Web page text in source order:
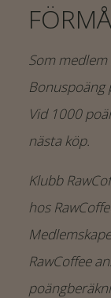
Som
Bonuspoäng
Vid 1000
nästa köp.
Klubb
hos
RawCoffee